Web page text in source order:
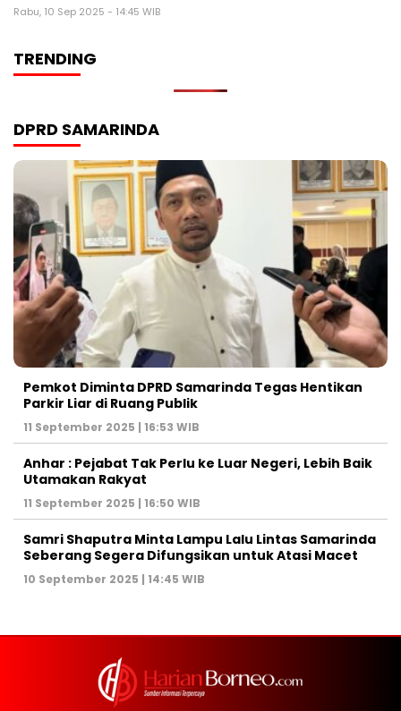
Rabu, 10 Sep 2025 - 14:45 WIB
TRENDING
DPRD SAMARINDA
Pemkot Diminta DPRD Samarinda Tegas Hentikan
Parkir Liar di Ruang Publik
11 September 2025 | 16:53 WIB
Anhar : Pejabat Tak Perlu ke Luar Negeri, Lebih Baik
Utamakan Rakyat
11 September 2025 | 16:50 WIB
Samri Shaputra Minta Lampu Lalu Lintas Samarinda
Seberang Segera Difungsikan untuk Atasi Macet
10 September 2025 | 14:45 WIB